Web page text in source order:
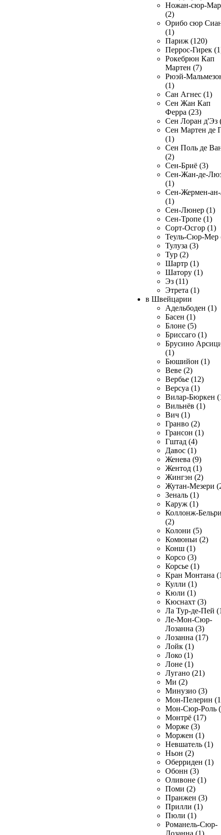
Ножан-сюр-
(2)
Орибо сюр
(1)
Париж (120)
Перрос-Гирек
Рокебрюн Кап
Мартен (7)
Рюэй-
(1)
Сан Агнес (1)
Сен Жан Кап
Ферра (23)
Сен Лоран д'Эз
Сен Мартен де
(1)
Сен Поль де
(2)
Сен-Бриё (3)
Сен-Жан-де-
(1)
Сен-Жермен-
(1)
Сен-Люнер (1)
Сен-Тропе (1)
Сорт-Осгор (1)
Теуль-Сюр-Мер
Тулуза (3)
Тур (2)
Шартр (1)
Шатору (1)
Эз (11)
Этрета (1)
в Швейцарии
Адельбоден (1)
Басен (1)
Блоне (5)
Бриссаго (1)
Брусино
(1)
Бюшийон (1)
Веве (2)
Вербье (12)
Версуа (1)
Вилар-Бюркен
Вильнёв (1)
Вич (1)
Гранво (2)
Грансон (1)
Гштад (4)
Давос (1)
Женева (9)
Жентод (1)
Жингэн (2)
Жутан-Мезери
Зеналь (1)
Каруж (1)
Коллонж-
(2)
Колони (5)
Комюньи (2)
Конш (1)
Корсо (3)
Корсье (1)
Кран Монтана
Кулли (1)
Кюли (1)
Кюснахт (3)
Ла Тур-де-Пей
Ле-Мон-Сюр-
Лозанна (3)
Лозанна (17)
Лойк (1)
Локо (1)
Лоне (1)
Лугано (21)
Ми (2)
Минузио (3)
Мон-Пелерин
Мон-Сюр-Роль
Монтрё (17)
Морже (3)
Моржен (1)
Невшатель (1)
Ньон (2)
Оберриден (1)
Обонн (3)
Оливоне (1)
Поми (2)
Пранжен (3)
Прилли (1)
Пюли (1)
Романель-Сюр-
Лозанна (1)